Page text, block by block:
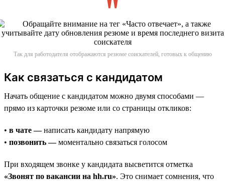
Так для работодателя отображаются резюме соискателей, готовых к общению
Как связаться с кандидатом
Начать общение с кандидатом можно двумя способами —
прямо из карточки резюме или со страницы откликов:
• в чате —написать кандидату напрямую
• позвонить —моментально связаться голосом
При входящем звонке у кандидата высветится отметка
«Звонят по вакансии на hh.ru». Это снимает сомнения, что